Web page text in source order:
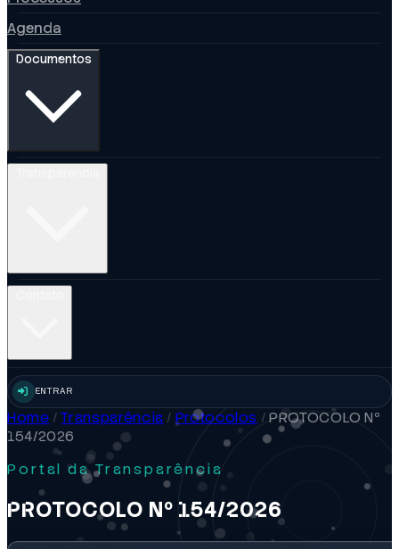
Agenda
Documentos
ENTRAR
Home / Transparência / Protocolos /PROTOCOLO Nº
154/2026
Portal da Transparência
PROTOCOLO Nº 154/2026